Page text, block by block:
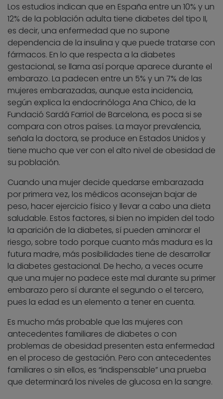
Los estudios indican que en España entre un 10% y un
12% de la población adulta tiene diabetes del tipo II,
es decir, una enfermedad que no supone
dependencia de la insulina y que puede tratarse con
fármacos. En lo que respecta a la diabetes
gestacional, se llama así porque aparece durante el
embarazo. La padecen entre un 5% y un 7% de las
mujeres embarazadas, aunque esta incidencia,
según explica la endocrinóloga Ana Chico, de la
Fundació Sardá Farriol de Barcelona, es poca si se
compara con otros países. La mayor prevalencia,
señala la doctora, se produce en Estados Unidos y
tiene mucho que ver con el alto nivel de obesidad de
su población.
Cuando una mujer decide quedarse embarazada
por primera vez, los médicos aconsejan bajar de
peso, hacer ejercicio físico y llevar a cabo una dieta
saludable. Estos factores, si bien no impiden del todo
la aparición de la diabetes, sí pueden aminorar el
riesgo, sobre todo porque cuanto más madura es la
futura madre, más posibilidades tiene de desarrollar
la diabetes gestacional. De hecho, a veces ocurre
que una mujer no padece este mal durante su primer
embarazo pero sí durante el segundo o el tercero,
pues la edad es un elemento a tener en cuenta.
Es mucho más probable que las mujeres con
antecedentes familiares de diabetes o con
problemas de obesidad presenten esta enfermedad
en el proceso de gestación. Pero con antecedentes
familiares o sin ellos, es “indispensable” una prueba
que determinará los niveles de glucosa en la sangre.